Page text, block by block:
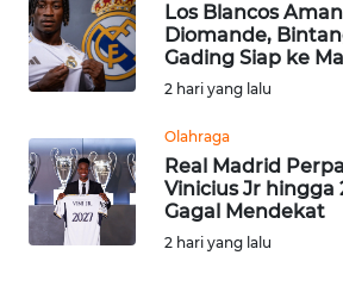
Los Blancos
Diomande,
Gading Siap ke
2 hari yang lalu
Olahraga
Real Madrid
Vinicius Jr hingga
Gagal Mendekat
2 hari yang lalu
WN
SUMBAR
SUMSEL
WN
BENGKULU